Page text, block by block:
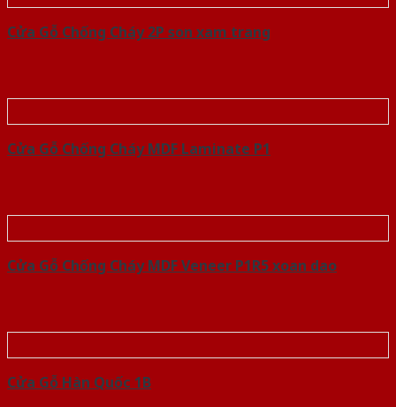
Cửa Gỗ Chống Cháy 2P son xam trang
Cửa Gỗ Chống Cháy MDF Laminate P1
Cửa Gỗ Chống Cháy MDF Veneer P1R5 xoan dao
Cửa Gỗ Hàn Quốc 1B